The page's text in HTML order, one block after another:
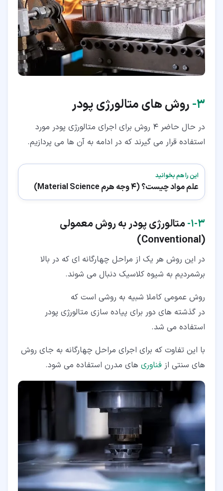
۳‏- روش های متالورژی پودر
در حال حاضر 4 روش برای اجرای متالورژی پودر مورد
استفاده قرار می گیرند که در ادامه به آن ها می پردازیم.
این را هم بخوانید
علم مواد چیست؟ (4 وجه هرم Material Science)
۳‏-‏۱‏-
متالورژی پودر به روش معمولی
(
Conventional
)
در این روش هر یک از مراحل چهارگانه ای که در بالا
برشمردیم به شیوه کلاسیک دنبال می شوند.
روش عمومی کاملا شبیه به روشی است که
در گذشته های دور برای پیاده سازی متالورژی پودر
استفاده می شد.
با این تفاوت که برای اجرای مراحل چهارگانه به جای روش
های سنتی از فناوری های مدرن استفاده می شود.